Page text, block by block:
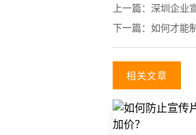
上一篇： 深圳企业
下一篇： 如何才能
相关文章